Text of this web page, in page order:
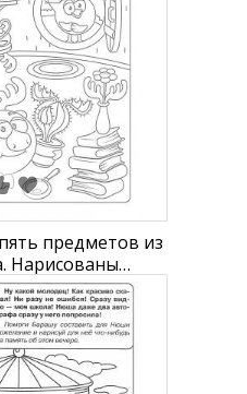
предметов из
Нарисованы
дерево,
кружка, пила и